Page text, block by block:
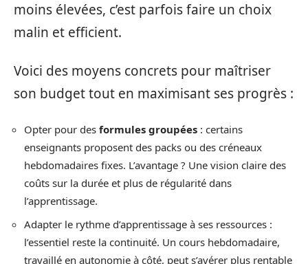
moins élevées, c’est parfois faire un choix
malin et efficient.
Voici des moyens concrets pour maîtriser
son budget tout en maximisant ses progrès :
Opter pour des formules groupées : certains
enseignants proposent des packs ou des créneaux
hebdomadaires fixes. L’avantage ? Une vision claire des
coûts sur la durée et plus de régularité dans
l’apprentissage.
Adapter le rythme d’apprentissage à ses ressources :
l’essentiel reste la continuité. Un cours hebdomadaire,
travaillé en autonomie à côté, peut s’avérer plus rentable